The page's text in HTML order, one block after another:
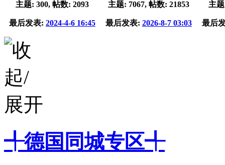
主题: 300, 帖数: 2093
最后发表: 2024-4-6 16:45
主题: 7067, 帖数: 21853
最后发表: 2026-8-7 03:03
主
最后
╃德国同城专区╃